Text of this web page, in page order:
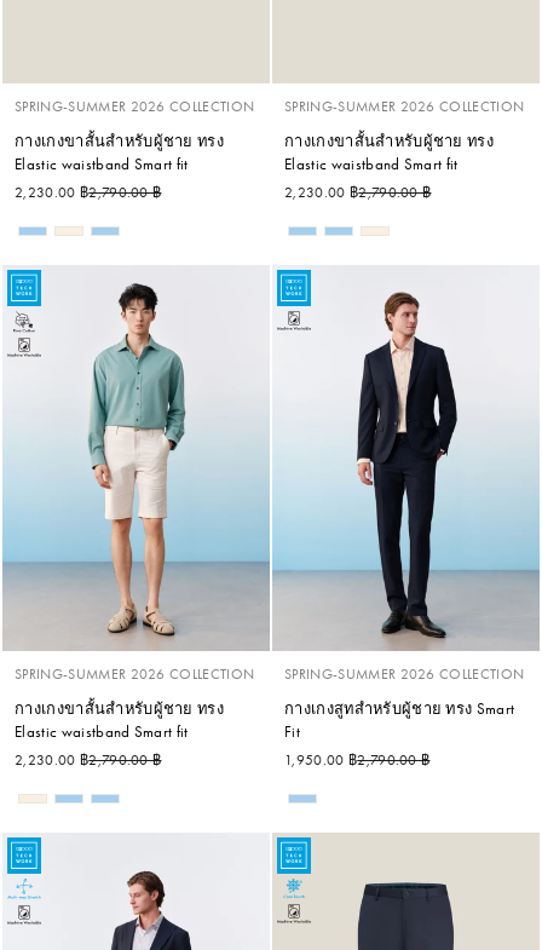
SPRING-SUMMER 2026 COLLECTION
กางเกงขาสั้นสำหรับผู้ชาย ทรง
Elastic waistband Smart fit
2,230.00 ฿ราคาปกติ
2,790.00 ฿
SPRING-SUMMER 2026 COLLECTION
กางเกงขาสั้นสำหรับผู้ชาย ทรง
Elastic waistband Smart fit
2,230.00 ฿ราคาปกติ
2,790.00 ฿
SPRING-SUMMER 2026 COLLECTION
กางเกงขาสั้นสำหรับผู้ชาย ทรง
Elastic waistband Smart fit
2,230.00 ฿ราคาปกติ
2,790.00 ฿
SPRING-SUMMER 2026 COLLECTION
กางเกงสูทสำหรับผู้ชาย ทรง Smart
Fit
1,950.00 ฿ราคาปกติ
2,790.00 ฿